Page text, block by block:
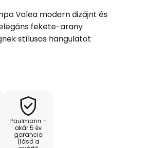
Volea modern dizájnt és
fekete-arany
stílusos hangulatot
köszönhetően a
hangulatot teremt, amely
külső dimmerrel rugalmasan
kivitel hosszú
Paulmann –
akár 5 év
garancia
(lásd a